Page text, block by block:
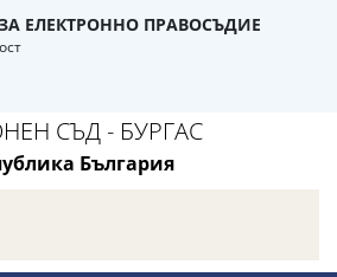
ЕЛЕКТРОННО ПРАВОСЪДИЕ
СЪД - БУРГАС
България